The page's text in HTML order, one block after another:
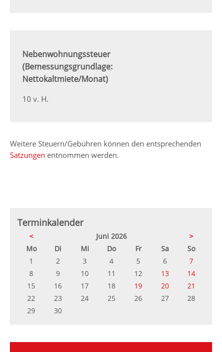
Nebenwohnungssteuer
(Bemessungsgrundlage:
Nettokaltmiete/Monat)
10 v. H.
Weitere Steuern/Gebühren können den entsprechenden
Satzungen entnommen werden.
Terminkalender
< Juni 2026
>
Montag Di enstagMittwochDonnerstag
Freitag SamstagSonntag
1
2 3 4 5 6
7
8
9 10 11 12 13
14
15
16 17 18 19 20
21
22
23 24 25 26 27
28
29
30